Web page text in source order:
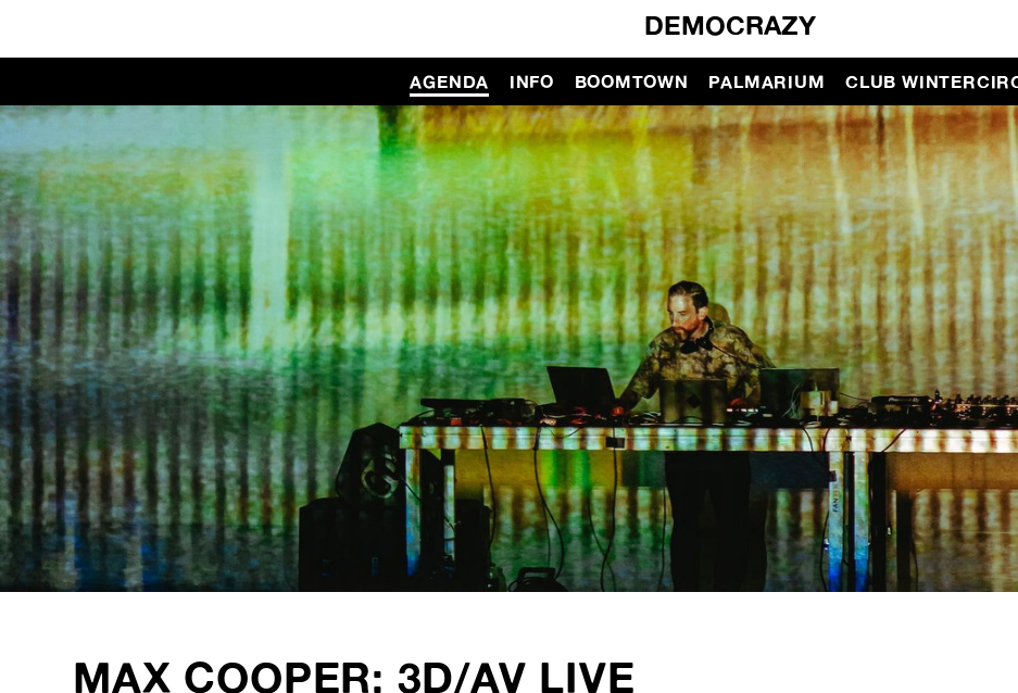
DEMOCRAZY
AGENDA INFO BOOMTOWN PALMARIUM CLUB
MAX COOPER: 3D/AV LIVE